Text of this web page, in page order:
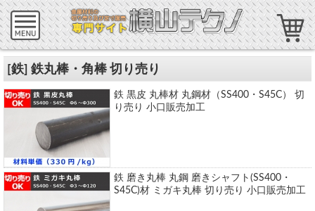
[鉄] 鉄丸棒・角棒 切り売り
鉄 黒皮 丸棒材 丸鋼材（SS400・S45C） 切
り売り 小口販売加工
鉄 磨き丸棒 丸鋼 磨きシャフト(SS400・
S45C)材 ミガキ丸棒 切り売り 小口販売加工